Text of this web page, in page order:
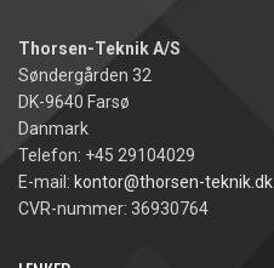
Thorsen-Teknik A/S
Søndergården 32
DK-9640 Farsø
Danmark
Telefon: +45 29104029
E-mail: kontor@thorsen-teknik.dk
CVR-nummer: 36930764